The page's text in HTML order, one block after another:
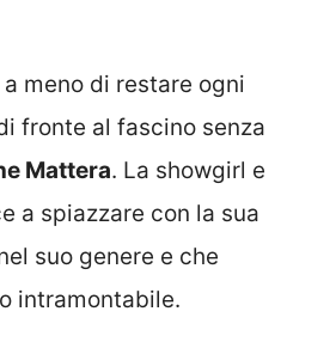
meno di restare ogni
fronte al fascino senza
Mattera. La showgirl e
a spiazzare con la sua
suo genere e che
intramontabile.